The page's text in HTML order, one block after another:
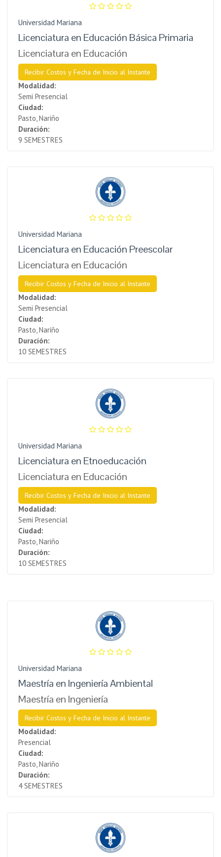
Universidad Mariana
Licenciatura en Educación Básica Primaria
Licenciatura en Educación
Recibir Costos y Fecha de Inicio al Instante
Modalidad:
Semi Presencial
Ciudad:
Pasto, Nariño
Duración:
9 SEMESTRES
Universidad Mariana
Licenciatura en Educación Preescolar
Licenciatura en Educación
Recibir Costos y Fecha de Inicio al Instante
Modalidad:
Semi Presencial
Ciudad:
Pasto, Nariño
Duración:
10 SEMESTRES
Universidad Mariana
Licenciatura en Etnoeducación
Licenciatura en Educación
Recibir Costos y Fecha de Inicio al Instante
Modalidad:
Semi Presencial
Ciudad:
Pasto, Nariño
Duración:
10 SEMESTRES
Universidad Mariana
Maestría en Ingeniería Ambiental
Maestría en Ingeniería
Recibir Costos y Fecha de Inicio al Instante
Modalidad:
Presencial
Ciudad:
Pasto, Nariño
Duración:
4 SEMESTRES